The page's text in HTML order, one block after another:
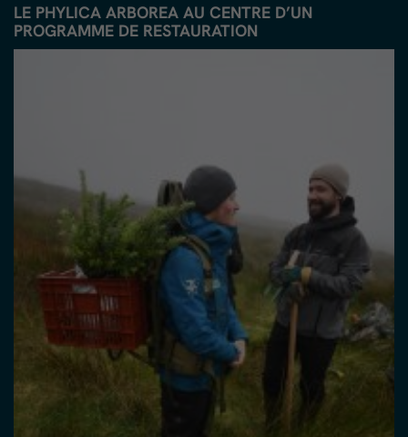
LE PHYLICA ARBOREA AU CENTRE D’UN
PROGRAMME DE RESTAURATION